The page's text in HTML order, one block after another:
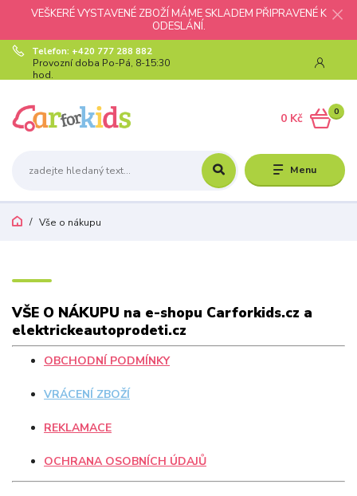
VEŠKERÉ VYSTAVENÉ ZBOŽÍ MÁME SKLADEM PŘIPRAVENÉ K
ODESLÁNÍ.
Menu
Telefon: +420 777 288 882
Provozní doba Po-Pá, 8-15:30
hod.
0
0 Kč
Vše o nákupu
VŠE O NÁKUPU na e-shopu Carforkids.cz a
elektrickeautoprodeti.cz
OBCHODNÍ PODMÍNKY
VRÁCENÍ ZBOŽÍ
REKLAMACE
OCHRANA OSOBNÍCH ÚDAJŮ